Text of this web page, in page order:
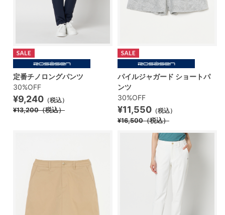
定番チノロングパンツ
30%OFF
¥9,240 （税込）
¥13,200（税込）
パイルジャガード ショートパ
ンツ
30%OFF
¥11,550 （税込）
¥16,500（税込）